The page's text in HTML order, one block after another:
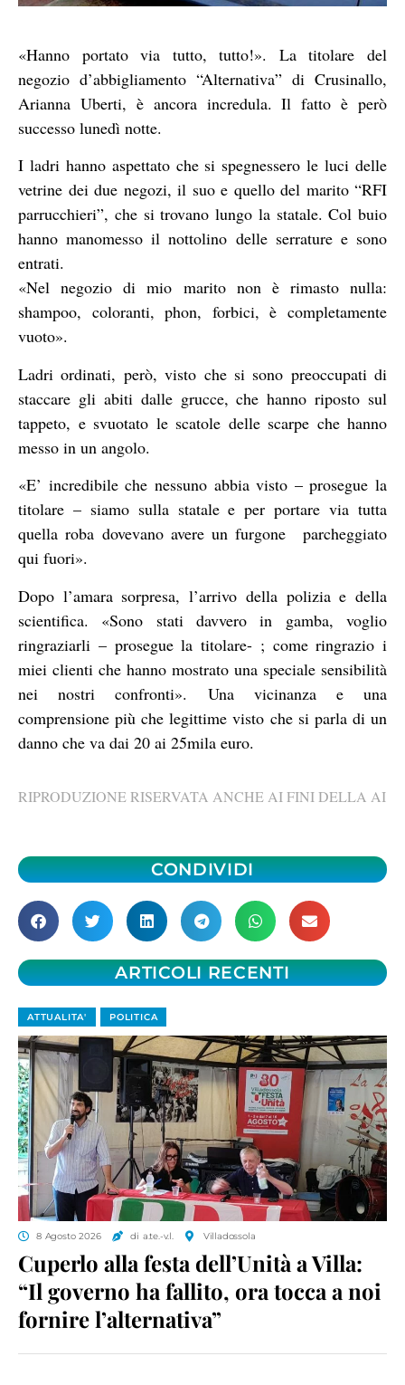
«Hanno portato via tutto, tutto!». La titolare del
negozio d’abbigliamento “Alternativa” di Crusinallo,
Arianna Uberti, è ancora incredula. Il fatto è però
successo lunedì notte.
I ladri hanno aspettato che si spegnessero le luci delle
vetrine dei due negozi, il suo e quello del marito “RFI
parrucchieri”, che si trovano lungo la statale. Col buio
hanno manomesso il nottolino delle serrature e sono
entrati.
«Nel negozio di mio marito non è rimasto nulla:
shampoo, coloranti, phon, forbici, è completamente
vuoto».
Ladri ordinati, però, visto che si sono preoccupati di
staccare gli abiti dalle grucce, che hanno riposto sul
tappeto, e svuotato le scatole delle scarpe che hanno
messo in un angolo.
«E’ incredibile che nessuno abbia visto – prosegue la
titolare – siamo sulla statale e per portare via tutta
quella roba dovevano avere un furgone parcheggiato
qui fuori».
Dopo l’amara sorpresa, l’arrivo della polizia e della
scientifica. «Sono stati davvero in gamba, voglio
ringraziarli – prosegue la titolare- ; come ringrazio i
miei clienti che hanno mostrato una speciale sensibilità
nei nostri confronti». Una vicinanza e una
comprensione più che legittime visto che si parla di un
danno che va dai 20 ai 25mila euro.
RIPRODUZIONE RISERVATA ANCHE AI FINI DELLA AI
CONDIVIDI
ARTICOLI RECENTI
ATTUALITA' POLITICA
8 Agosto 2026 di a.te.-v.l. Villadossola
Cuperlo alla festa dell’Unità a Villa:
“Il governo ha fallito, ora tocca a noi
fornire l’alternativa”